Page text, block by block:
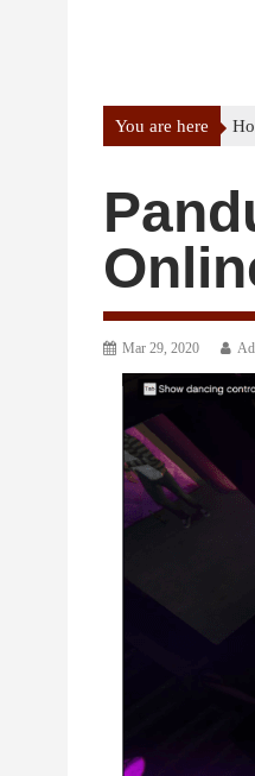
You are here
Mar 29, 2020